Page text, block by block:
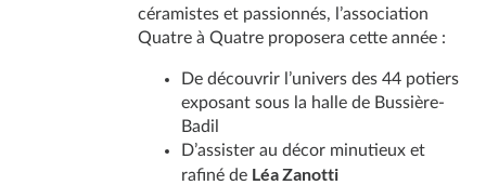
céramistes et passionnés, l’association
Quatre à Quatre proposera cette année :
De découvrir l’univers des 44 potiers
exposant sous la halle de Bussière-
Badil
D’assister au décor minutieux et
rafiné de Léa Zanotti